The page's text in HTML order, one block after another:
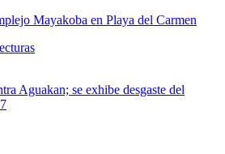
Mayakoba en Playa del Carmen
Aguakan; se exhibe desgaste del